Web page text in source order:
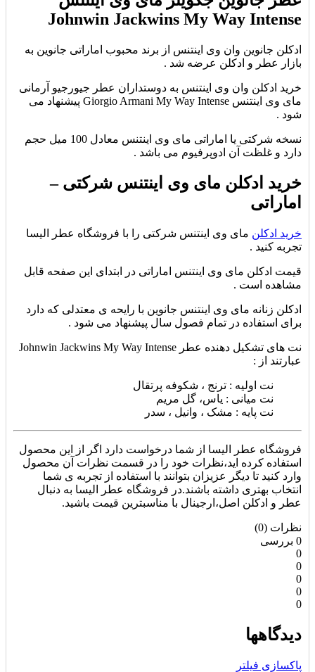
Johnwin Jackwins My Way Intense
ادکلن جانوین وان وی اینتنس از برند محبوب اماراتی جانوین به
بازار عطر و ادکلن عرضه شد .
خرید ادکلن وان وی اینتنس به دوستداران عطر جیورجیو آرمانی
مای وی اینتنس Giorgio Armani My Way Intense پیشنهاد می
شود .
نسخه شرکتی یا اماراتی مای وی اینتنس معادل 100 میل حجم
دارد و غلظت آن ادوپرفیوم می باشد .
خرید ادکلن مای وی اینتنس شرکتی –
اماراتی
خرید ادکلن مای وی اینتنس شرکتی را با فروشگاه عطر الیسا
تجربه کنید .
قیمت ادکلن مای وی اینتنس اماراتی در ابتدای این صفحه قابل
مشاهده است .
ادکلن زنانه مای وی اینتنس جانوین با رایحه ی معتدلی که دارد
برای استفاده در تمام فصول سال پیشنهاد می شود .
نت های تشکیل دهنده عطر Johnwin Jackwins My Way Intense
عبارتند از :
نت اولیه : ترنج ، شکوفه پرتقال
نت میانی : یاس، گل مریم
نت پایه : مشک ، وانیل ، سدر
فروشگاه عطر الیسا از شما درخواست دارد اگر از این محصول
استفاده کرده اید،نظرات خود را در قسمت نظرات آن محصول
وارد کنید تا دیگر عزیزان بتوانند با استفاده از تجربه ی شما
انتخاب بهتری داشته باشند.در فروشگاه عطر الیسا به دنبال
عطر و ادکلن اصل،ارجینال با مناسبترین قیمت باشید.
نظرات (0)
0 بررسی
0
0
0
0
0
دیدگاهها
پاکسازی فیلتر